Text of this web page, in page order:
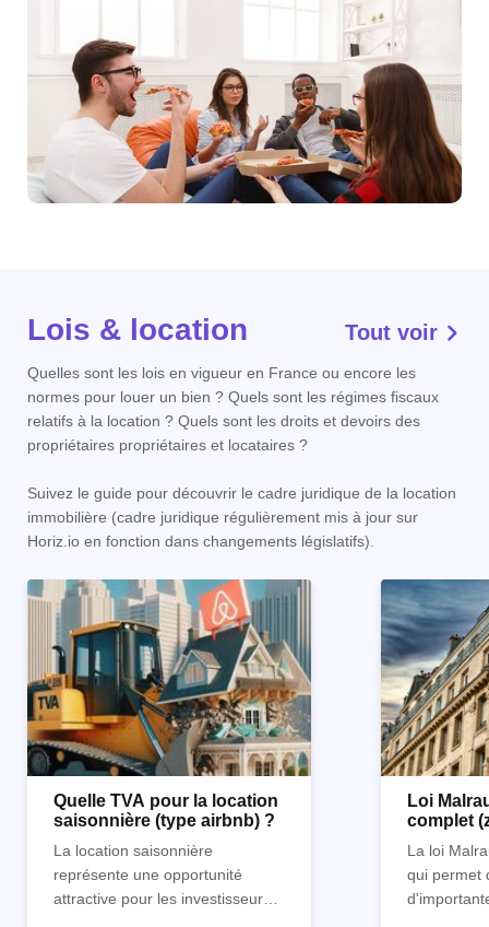
Lois & location Tout voir
Quelles sont les lois en vigueur en France ou encore les
normes pour louer un bien ? Quels sont les régimes fiscaux
relatifs à la location ? Quels sont les droits et devoirs des
propriétaires propriétaires et locataires ?
Suivez le guide pour découvrir le cadre juridique de la location
immobilière (cadre juridique régulièrement mis à jour sur
Horiz.io en fonction dans changements législatifs).
Quelle TVA pour la location
saisonnière (type airbnb) ?
La location saisonnière
représente une opportunité
attractive pour les investisseurs
Loi
complet
La loi
qui permet